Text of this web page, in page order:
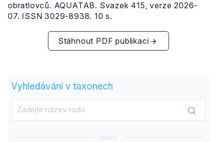
obratlovců. AQUATAB. Svazek 415, verze 2026-
07. ISSN 3029-8938. 10 s.
Stáhnout PDF publikaci
Vyhledávání v taxonech
nebo